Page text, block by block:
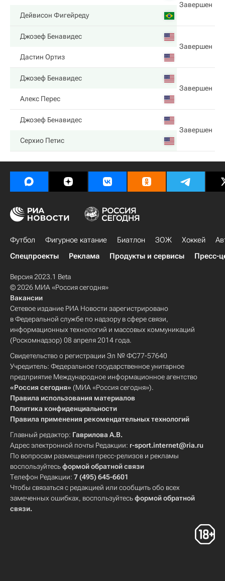
Завершен
Дейвисон Фигейреду
Джозеф Бенавидес
Завершен
Дастин Ортиз
Джозеф Бенавидес
Завершен
Алекс Перес
Джозеф Бенавидес
Завершен
Серхио Петис
Футбол Фигурное катание Биатлон ЗОЖ Хоккей
Спецпроекты
Реклама Продукты и сервисы Пресс-
Версия 2023.1 Beta
© 2026 МИА «Россия сегодня»
Вакансии
Сетевое издание РИА Новости зарегистрировано
в Федеральной службе по надзору в сфере связи,
информационных технологий и массовых коммуникаций
(Роскомнадзор) 08 апреля 2014 года.
Свидетельство о регистрации Эл № ФС77-57640
Учредитель: Федеральное государственное унитарное
предприятие Международное информационное агентство
«Россия сегодня» (МИА «Россия сегодня»).
Правила использования материалов
Политика конфиденциальности
Правила применения рекомендательных технологий
Главный редактор: Гаврилова А.В.
Адрес электронной почты Редакции: r-sport.internet@ria.ru
По вопросам размещения пресс-релизов и рекламы
воспользуйтесьформой обратной связи
Телефон Редакции: 7 (495) 645-6601
Чтобы связаться с редакцией или сообщить обо всех
замеченных ошибках, воспользуйтесьформой обратной
связи.